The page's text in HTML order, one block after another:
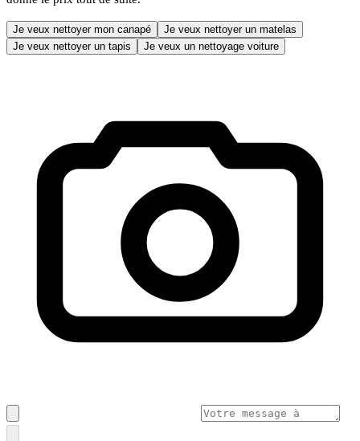
Je veux nettoyer mon canapé
Je veux nettoyer un matelas
Je veux nettoyer un tapis
Je veux un nettoyage voiture